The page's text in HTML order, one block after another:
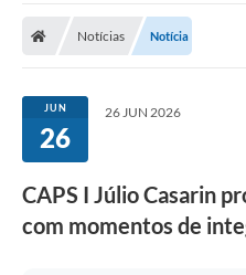
Notícias Notícia
JUN
26
26 JUN 2026
CAPS I Júlio Casarin
com momentos de